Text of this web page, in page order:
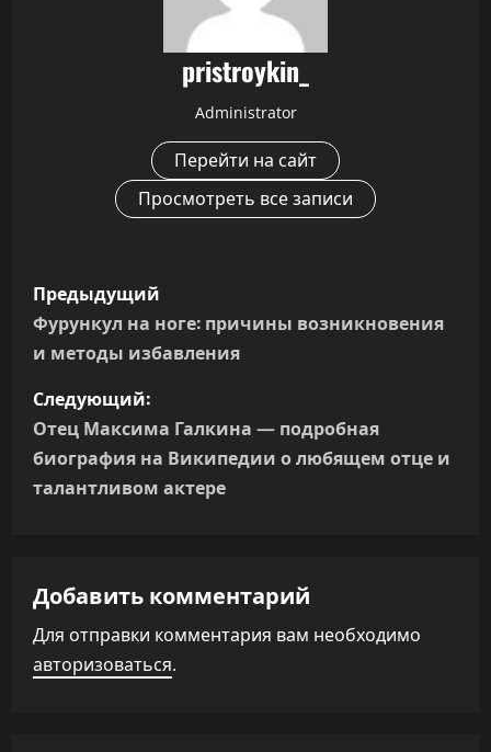
pristroykin_
Administrator
Перейти на сайт
Просмотреть все записи
Н
а
в
и
г
и
я
Предыдущий
Фурункул на ноге: причины возникновения
и методы избавления
Следующий:
Отец Максима Галкина — подробная
биография на Википедии о любящем отце и
талантливом актере
Добавить комментарий
Для отправки комментария вам необходимо
авторизоваться.